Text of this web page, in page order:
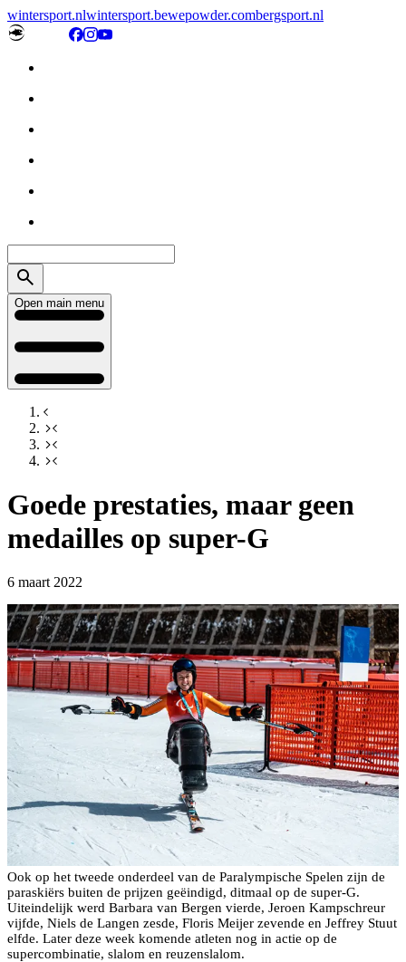
wintersport.nlwintersport.bewepowder.combergsport.nl
Open main menu
Goede prestaties, maar geen
medailles op super-G
6 maart 2022
Ook op het tweede onderdeel van de Paralympische Spelen zijn de
paraskiërs buiten de prijzen geëindigd, ditmaal op de super-G.
Uiteindelijk werd Barbara van Bergen vierde, Jeroen Kampschreur
vijfde, Niels de Langen zesde, Floris Meijer zevende en Jeffrey Stuut
elfde. Later deze week komende atleten nog in actie op de
supercombinatie, slalom en reuzenslalom.